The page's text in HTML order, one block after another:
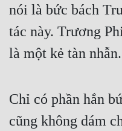
Kỳ Ảo
nói là bức bách
tác này. Trương
là một kẻ tàn nhẫn.
Chỉ có phần hắn
cũng không dám